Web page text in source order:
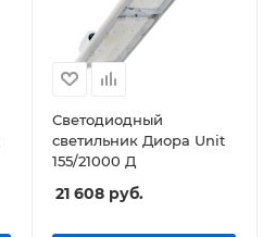
Светодиодный
светильник Диора Unit
155/21000 Д
21 608руб.